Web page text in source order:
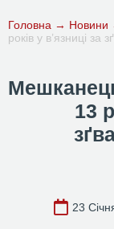
Головна → Новини
років у в’язниці за
13
23